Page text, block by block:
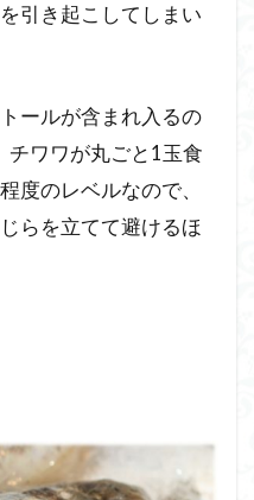
引き起こしてしまい
ールが含まれ入るの
チワワが丸ごと1玉食
度のレベルなので、
らを立てて避けるほ